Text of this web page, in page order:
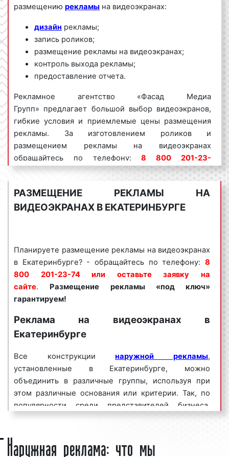
размещению рекламы на видеоэкранах:
дизайн рекламы;
запись роликов;
размещение рекламы на видеоэкранах;
контроль выхода рекламы;
предоставление отчета.
Рекламное агентство «Фасад Медиа
Групп» предлагает большой выбор видеоэкранов,
гибкие условия и приемлемые цены размещения
рекламы. За изготовлением роликов и
размещением рекламы на видеоэкранах
обращайтесь по телефону:8 800 201-23-
74 или оставьте заявку на сайте .Размещение
рекламы «под ключ» гарантируем!
Реклама на видеоэкранах пользуетсябольшим
спросом
высокаячастота контактов;
массовыйохват аудитории;
низкая стоимость записи роликов;
смена рекламного сюжета;
Как можно видеть, реклама на видеоэкранах
является эффективным средством для увеличения
потока клиентов и повышения процента продаж.
Многие клиенты нашего рекламного агентства
используют видеоэкраны для размещения рекламы
на постоянной основе.
ООО «Фасад Медиа Групп» организует и
планируем этапы проведения рекламных
РАЗМЕЩЕНИЕ РЕКЛАМЫ НА
ВИДЕОЭКРАНАХ В ЕКАТЕРИНБУРГЕ
Планируете размещение рекламы на видеоэкранах
в Екатеринбурге? - обращайтесь по телефону: 8
800 201-23-74 или оставьте заявку на
сайте. Размещение рекламы «под ключ»
гарантируем!
Реклама на видеоэкранах в
Екатеринбурге
Все конструкциинаружной рекламы,
установленные в Екатеринбурге, можно
объединить в различные группы, используя при
этом различные основания или критерии. Так, по
популярности среди представителей бизнеса,
рекламодателей можно выделить востребованные
востребованных и популярных видов рекламных
Наружная реклама: что мы